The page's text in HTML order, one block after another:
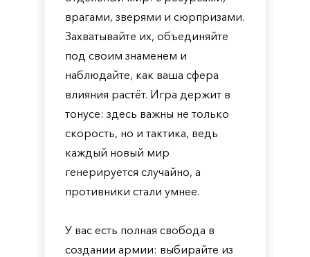
врагами, зверями и сюрпризами.
Захватывайте их, объединяйте
под своим знаменем и
наблюдайте, как ваша сфера
влияния растёт. Игра держит в
тонусе: здесь важны не только
скорость, но и тактика, ведь
каждый новый мир
генерируется случайно, а
противники стали умнее.
У вас есть полная свобода в
создании армии: выбирайте из